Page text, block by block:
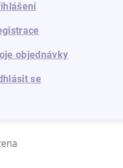
objednávky
se